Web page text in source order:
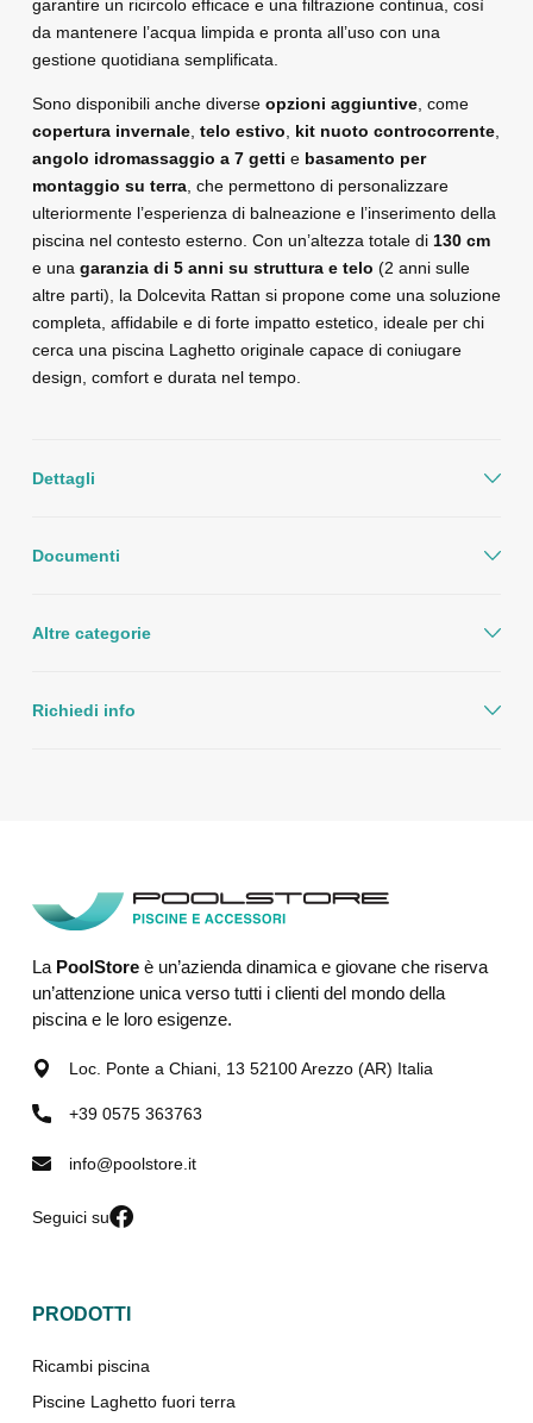
garantire un ricircolo efficace e una filtrazione continua, così
da mantenere l’acqua limpida e pronta all’uso con una
gestione quotidiana semplificata.
Sono disponibili anche diverse opzioni aggiuntive, come
copertura invernale, telo estivo kit nuoto controcorrente,
angolo idromassaggio a 7 getti e basamento per
montaggio su terra, che permettono di personalizzare
ulteriormente l’esperienza di balneazione e l’inserimento della
piscina nel contesto esterno. Con un’altezza totale di 130 cm
e una garanzia di 5 anni su struttura e telo (2 anni sulle
altre parti), la Dolcevita Rattan si propone come una soluzione
completa, affidabile e di forte impatto estetico, ideale per chi
cerca una piscina Laghetto originale capace di coniugare
design, comfort e durata nel tempo.
Dettagli
Documenti
Altre categorie
Richiedi info
La PoolStoreè un’azienda dinamica e giovane che riserva
un’attenzione unica verso tutti i clienti del mondo della
piscina e le loro esigenze.
Loc. Ponte a Chiani, 13 52100 Arezzo (AR) Italia
+39 0575 363763
info@poolstore.it
Seguici su
PRODOTTI
Ricambi piscina
Piscine Laghetto fuori terra